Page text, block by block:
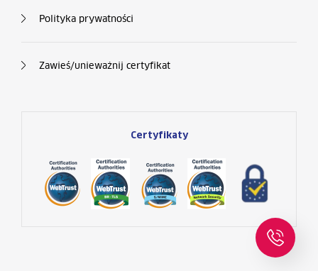
Polityka prywatności
Zawieś/unieważnij certyfikat
Certyfikaty